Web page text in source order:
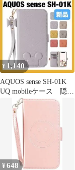
¥ 1,140
AQUOS sense SH-01K
UQ mobileケース 隠れ
ミッキー
¥648